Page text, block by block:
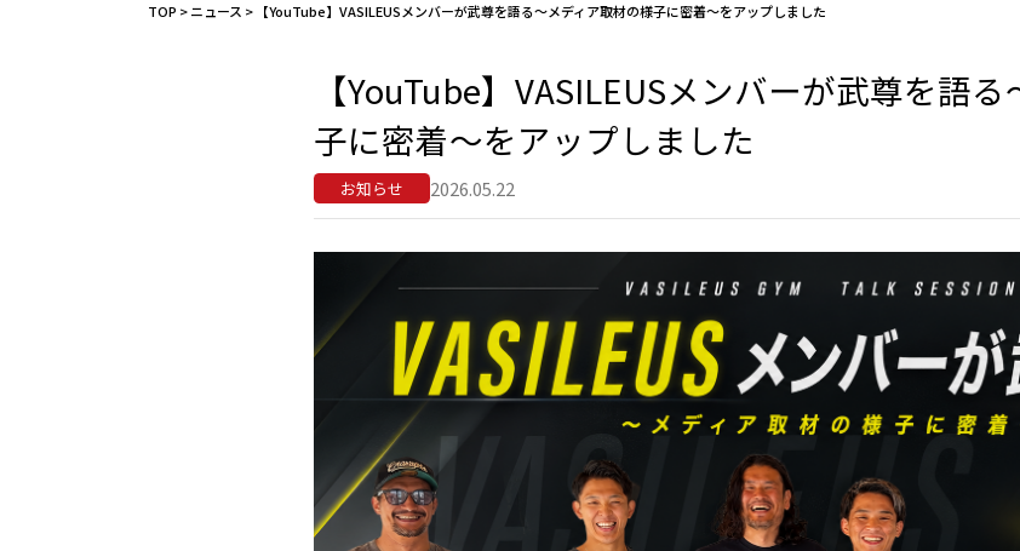
TOP >ニュース > 【YouTube】VASILEUSメンバーが武尊を語る～メディア取材の様子に密着～をアップしました
【YouTube】VASILEUSメンバーが武尊を語
子に密着～をアップしました
お知らせ 2026.05.22